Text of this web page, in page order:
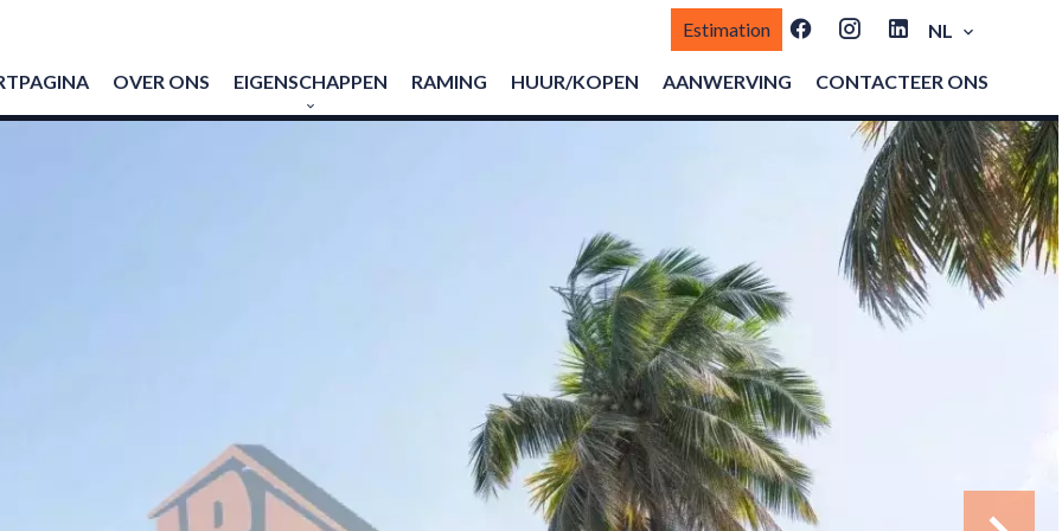
Estimation NL
OVER ONS EIGENSCHAPPEN RAMING HUUR/KOPEN AANWERVING CONTACTEER ONS